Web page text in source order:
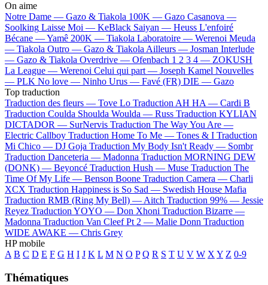
On aime
Notre Dame — Gazo & Tiakola 100K — Gazo Casanova —
Soolking Laisse Moi — KeBlack Saiyan — Heuss L'enfoiré
Bécane —Yamê 200K — Tiakola Laboratoire — Werenoi Meuda
— Tiakola Outro — Gazo & TiakolaAilleurs — Josman Interlude
— Gazo & Tiakola Overdrive — Ofenbach 1 2 3 4 — ZOKUSH
La League — Werenoi Celui qui part — Joseph Kamel Nouvelles
— PLK No love — Ninho Urus — Favé (FR) DIE — Gazo
Top traduction
Traduction des fleurs — Tove Lo Traduction AH HA — Cardi B
Traduction Coulda Shoulda Woulda — Russ Traduction KYLIAN
DICTADOR — SurNervis Traduction The Way You Are —
Electric Callboy Traduction Home To Me — Tones & I Traduction
Mi Chico — DJ Goja Traduction My Body Isn't Ready — Sombr
Traduction Danceteria — Madonna Traduction MORNING DEW
(DONK) — Beyoncé Traduction Hush — Muse Traduction The
Time Of My Life — Benson Boone Traduction Camera — Charli
XCX Traduction Happiness is So Sad — Swedish House Mafia
Traduction RMB (Ring My Bell) —Aitch Traduction 99% — Jessie
Reyez Traduction YOYO — Don Xhoni Traduction Bizarre —
Madonna Traduction Van Cleef Pt 2 — Malie Donn Traduction
WIDE AWAKE — Chris Grey
HP mobile
A B C D E F G H I J K L M N O P Q R S T U V W XY Z 0-9
Thématiques